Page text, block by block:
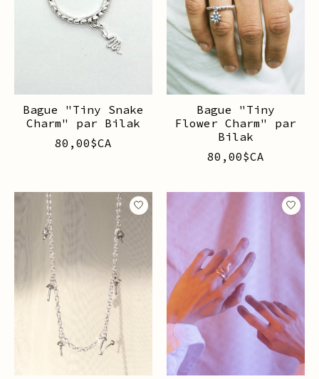
Bague "Tiny Snake
Charm" par Bilak
80,00$CA
Bague "Tiny
Flower Charm" par
Bilak
80,00$CA